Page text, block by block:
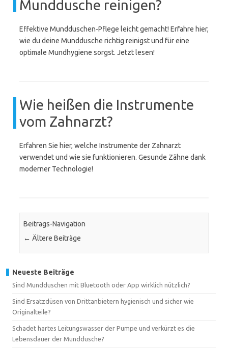
Munddusche reinigen?
Effektive Mundduschen-Pflege leicht gemacht! Erfahre hier,
wie du deine Munddusche richtig reinigst und für eine
optimale Mundhygiene sorgst. Jetzt lesen!
Wie heißen die Instrumente
vom Zahnarzt?
Erfahren Sie hier, welche Instrumente der Zahnarzt
verwendet und wie sie funktionieren. Gesunde Zähne dank
moderner Technologie!
Beitrags-Navigation
← Ältere Beiträge
Neueste Beiträge
Sind Mundduschen mit Bluetooth oder App wirklich nützlich?
Sind Ersatzdüsen von Drittanbietern hygienisch und sicher wie
Originalteile?
Schadet hartes Leitungswasser der Pumpe und verkürzt es die
Lebensdauer der Munddusche?